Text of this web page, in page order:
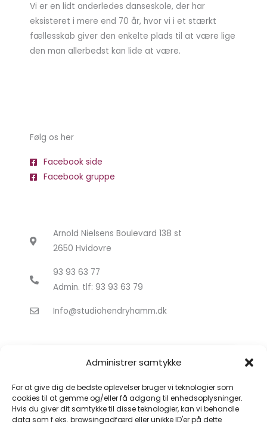
Administrer samtykke
For at give dig de bedste oplevelser bruger vi teknologier som
cookies til at gemme og/eller få adgang til enhedsoplysninger.
Hvis du giver dit samtykke til disse teknologier, kan vi behandle
data som f.eks. browsingadfærd eller unikke ID'er på dette
Vi er en lidt anderledes danseskole, der har
eksisteret i mere end 70 år, hvor vi i et stærkt
fællesskab giver den enkelte plads til at være lige
den man allerbedst kan lide at være.
Følg os her
Facebook side
Facebook gruppe
Arnold Nielsens Boulevard 138 st
2650 Hvidovre
93 93 63 77
Admin. tlf: 93 93 63 79
Info@studiohendryhamm.dk
Klik for at acceptere markedsføring